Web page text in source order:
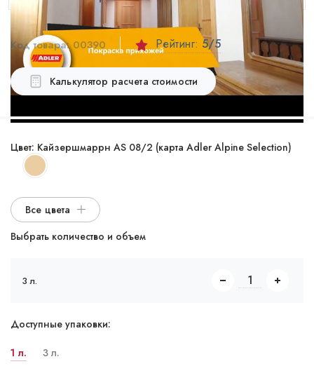
Код товара:00390 Рейтинг: 5/5
Калькулятор расчета стоимости
Цвет: Кайзершмаррн AS 08/2 (карта Adler Alpine Selection)
Все цвета
Выбрать количество и объем
3 л.
Доступные упаковки:
1 л. 3 л.